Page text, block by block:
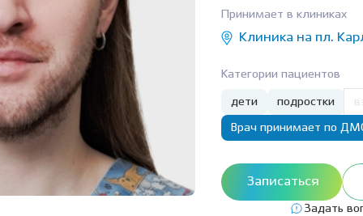
молочных зубов
ортодонтия
детей под
детей под
детского зуба
зубов особенным
Виниры
Вкладка на зуб
Коронки
Мостовидный протез
Съемное протезирование
зубов
Лечение ВНЧС
Пародонтология
Удаление
Удаление
Удаление
Лечение
(флюса)
Клиника на пл. Карла
Маркса, 1
хирург
Принимает в клиниках
Клиника на пл.
Категории пациентов
дети подростки
Врач принимает по
Записаться
Задать